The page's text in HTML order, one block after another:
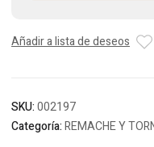
Añadir a lista de deseos
SKU:002197
Categoría:REMACHE Y